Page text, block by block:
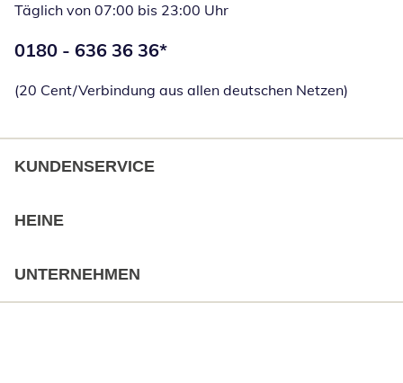
Täglich von 07:00 bis 23:00 Uhr
Telefonnummer:
0180 - 636 36 36*
(20 Cent/Verbindung aus allen deutschen Netzen)
KUNDENSERVICE
HEINE
UNTERNEHMEN